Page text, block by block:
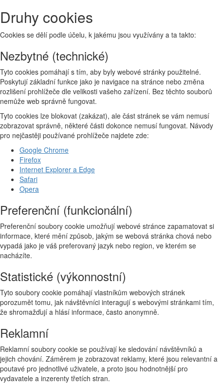
Druhy cookies
Cookies se dělí podle účelu, k jakému jsou využívány a ta takto:
Nezbytné (technické)
Tyto cookies pomáhají s tím, aby byly webové stránky použitelné.
Poskytují základní funkce jako je navigace na stránce nebo změna
rozlišení prohlížeče dle velikosti vašeho zařízení. Bez těchto souborů
nemůže web správně fungovat.
Tyto cookies lze blokovat (zakázat), ale část stránek se vám nemusí
zobrazovat správně, některé části dokonce nemusí fungovat. Návody
pro nejčastěji používané prohlížeče najdete zde:
Google Chrome
Firefox
Internet Explorer a Edge
Safari
Opera
Preferenční (funkcionální)
Preferenční soubory cookie umožňují webové stránce zapamatovat si
informace, které mění způsob, jakým se webová stránka chová nebo
vypadá jako je váš preferovaný jazyk nebo region, ve kterém se
nacházíte.
Statistické (výkonnostní)
Tyto soubory cookie pomáhají vlastníkům webových stránek
porozumět tomu, jak návštěvníci interagují s webovými stránkami tím,
že shromažďují a hlásí informace, často anonymně.
Reklamní
Reklamní soubory cookie se používají ke sledování návštěvníků a
jejich chování. Záměrem je zobrazovat reklamy, které jsou relevantní a
poutavé pro jednotlivé uživatele, a proto jsou hodnotnější pro
vydavatele a inzerenty třetích stran.